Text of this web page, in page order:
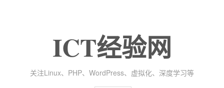
ICT经验网
关注Linux、PHP、WordPress、虚拟化、深度学习等